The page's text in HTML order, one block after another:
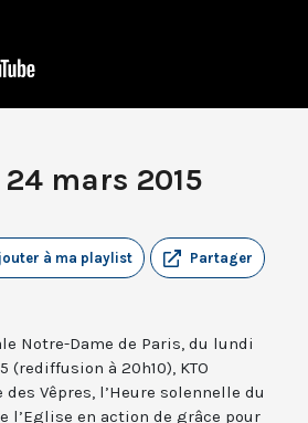
mars 2015
Partager
à ma playlist
Notre-Dame de Paris, du lundi
(rediffusion à 20h10), KTO
Vêpres, l’Heure solennelle du
l’Eglise en action de grâce pour